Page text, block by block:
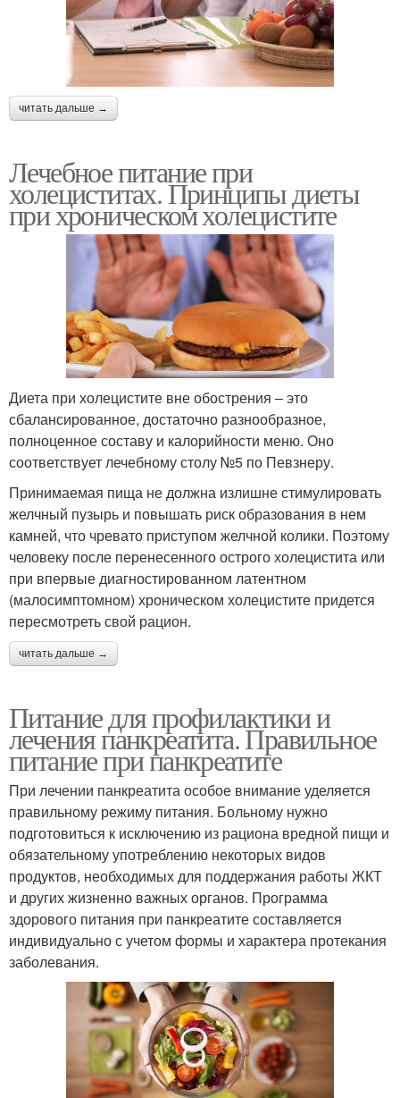
читать дальше →
Лечебное питание при
холециститах. Принципы диеты
при хроническом холецистите
Диета при холецистите вне обострения – это
сбалансированное, достаточно разнообразное,
полноценное составу и калорийности меню. Оно
соответствует лечебному столу №5 по Певзнеру.
Принимаемая пища не должна излишне стимулировать
желчный пузырь и повышать риск образования в нем
камней, что чревато приступом желчной колики. Поэтому
человеку после перенесенного острого холецистита или
при впервые диагностированном латентном
(малосимптомном) хроническом холецистите придется
пересмотреть свой рацион.
читать дальше →
Питание для профилактики и
лечения панкреатита. Правильное
питание при панкреатите
При лечении панкреатита особое внимание уделяется
правильному режиму питания. Больному нужно
подготовиться к исключению из рациона вредной пищи и
обязательному употреблению некоторых видов
продуктов, необходимых для поддержания работы ЖКТ
и других жизненно важных органов. Программа
здорового питания при панкреатите составляется
индивидуально с учетом формы и характера протекания
заболевания.